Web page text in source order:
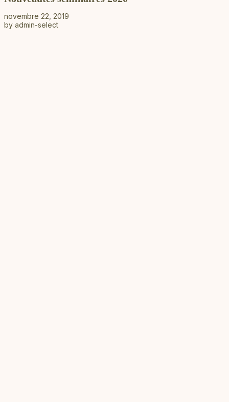
novembre 22, 2019
by admin-select